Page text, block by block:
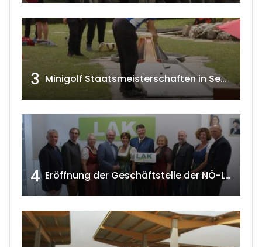
3 Minigolf Staatsmeisterschaften in Seefeld-Kadolz w4tv174
4 Eröffnung der Geschäftstelle der NÖ-Landarbeiterkammer in Mistelbach w4tv174